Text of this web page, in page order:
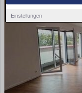
Einstellungen